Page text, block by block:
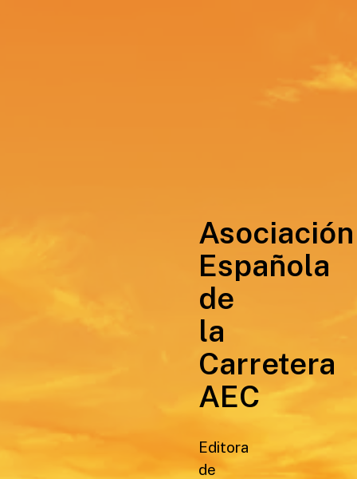
Asociación
Española
de
la
Carretera
AEC
Editora
de